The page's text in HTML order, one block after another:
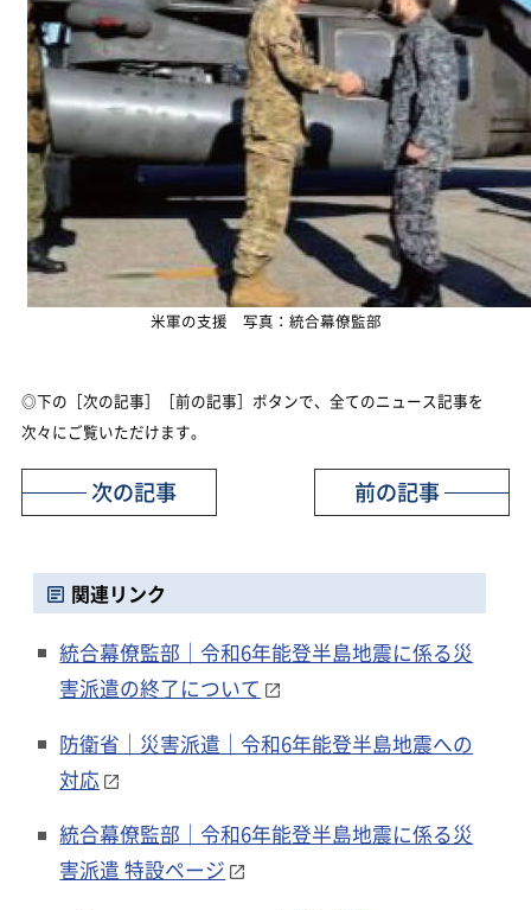
米軍の支援 写真：統合幕僚監部
◎下の［次の記事］［前の記事］ボタンで、全てのニュース記事を
次々にご覧いただけます。
前の記事
次の記事
関連リンク
統合幕僚監部｜令和6年能登半島地震に係る災
害派遣の終了について
防衛省｜災害派遣｜令和6年能登半島地震への
対応
統合幕僚監部｜令和6年能登半島地震に係る災
害派遣 特設ページ